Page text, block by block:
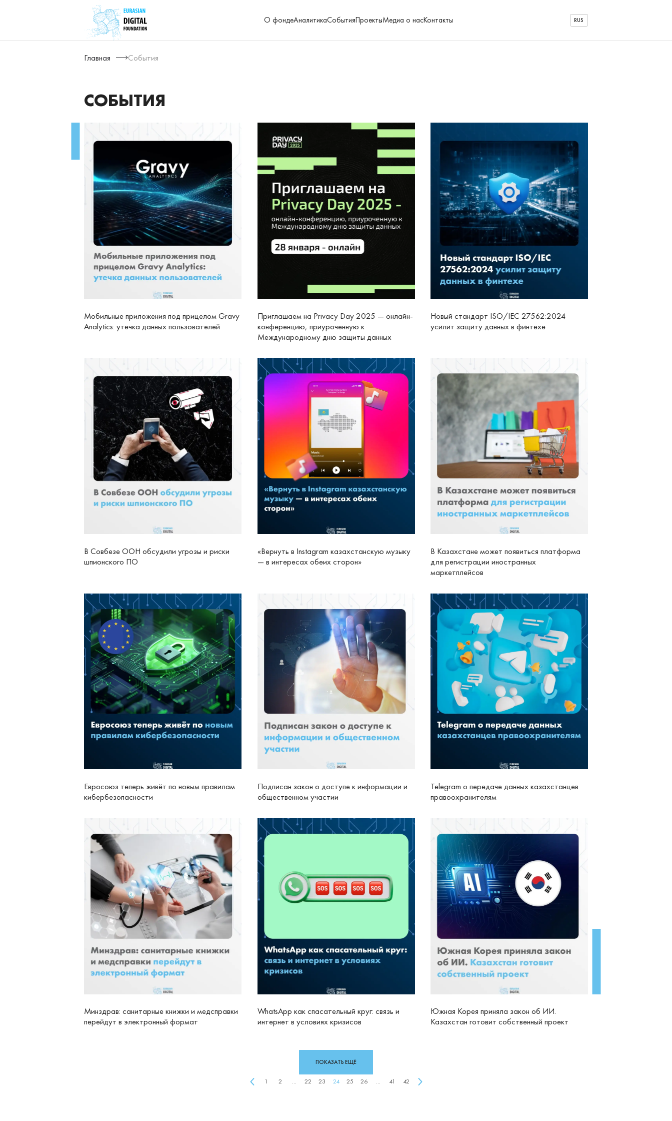
О фондеАналитикаСобытияПроектыМедиа о насКонтакты RUS
Главная События
СОБЫТИЯ
Мобильные приложения под прицелом Gravy
Analytics: утечка данных пользователей
Приглашаем на Privacу Day 2025 — онлайн-
конференцию, приуроченную к
Международному дню защиты данных
Новый стандарт ISO/IEC 27562:2024
усилит защиту данных в финтехе
В Совбезе ООН обсудили угрозы и риски
шпионского ПО
«Вернуть в Instagram казахстанскую музыку
— в интересах обеих сторон»
В Казахстане может появиться платформа
для регистрации иностранных
маркетплейсов
Евросоюз теперь живёт по новым правилам
кибербезопасности
Подписан закон о доступе к информации и
общественном участии
Telegram о передаче данных казахстанцев
правоохранителям
Минздрав: санитарные книжки и медсправки
перейдут в электронный формат
WhatsApp как спасательный круг: связь и
интернет в условиях кризисов
Южная Корея приняла закон об ИИ.
Казахстан готовит собственный проект
1 2 ... 22 23 24 25 26 ... 41 42
ПОКАЗАТЬ ЕЩЁ